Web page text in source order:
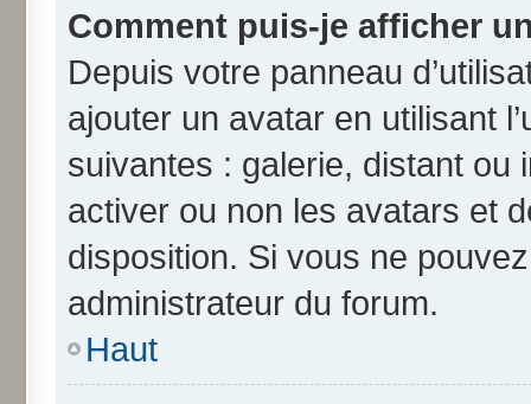
Comment puis-je afficher
Depuis votre panneau
ajouter un avatar en utilisant
suivantes : galerie, distant ou
activer ou non les avatars et
disposition. Si vous ne
administrateur du forum.
Haut